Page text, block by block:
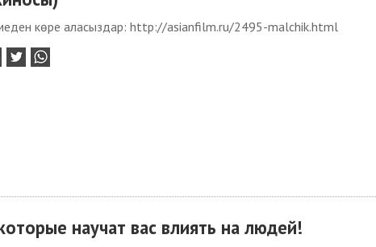
көре аласыздар: http://asianfilm.ru/2495-malchik.html
научат вас влиять на людей!